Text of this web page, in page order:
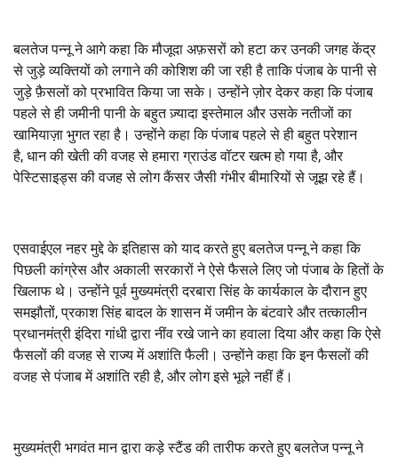
बलतेज पन्नू ने आगे कहा कि मौजूदा अफ़सरों को हटा कर उनकी जगह केंद्र
से जुड़े व्यक्तियों को लगाने की कोशिश की जा रही है ताकि पंजाब के पानी से
जुड़े फ़ैसलों को प्रभावित किया जा सके। उन्होंने ज़ोर देकर कहा कि पंजाब
पहले से ही जमीनी पानी के बहुत ज़्यादा इस्तेमाल और उसके नतीजों का
खामियाज़ा भुगत रहा है। उन्होंने कहा कि पंजाब पहले से ही बहुत परेशान
है, धान की खेती की वजह से हमारा ग्राउंड वॉटर खत्म हो गया है, और
पेस्टिसाइड्स की वजह से लोग कैंसर जैसी गंभीर बीमारियों से जूझ रहे हैं।
एसवाईएल नहर मुद्दे के इतिहास को याद करते हुए बलतेज पन्नू ने कहा कि
पिछली कांग्रेस और अकाली सरकारों ने ऐसे फैसले लिए जो पंजाब के हितों के
खिलाफ थे। उन्होंने पूर्व मुख्यमंत्री दरबारा सिंह के कार्यकाल के दौरान हुए
समझौतों,प्रकाश सिंह बादल के शासन में जमीन के बंटवारे और तत्कालीन
प्रधानमंत्री इंदिरा गांधी द्वारा नींव रखे जाने का हवाला दिया और कहा कि ऐसे
फैसलों की वजह से राज्य में अशांति फैली। उन्होंने कहा कि इन फैसलों की
वजह से पंजाब में अशांति रही है, और लोग इसे भूले नहीं हैं।
मुख्यमंत्री भगवंत मान द्वारा कड़े स्टैंड की तारीफ करते हुए बलतेज पन्नू ने